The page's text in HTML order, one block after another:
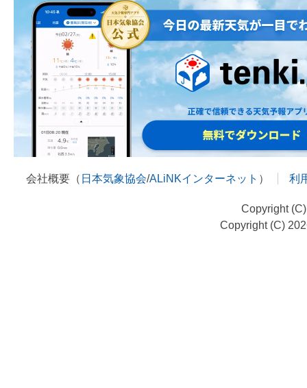
会社概要（ 日本気象協会/ALiNKインターネット ） 利
Copyright
Copyright (C)